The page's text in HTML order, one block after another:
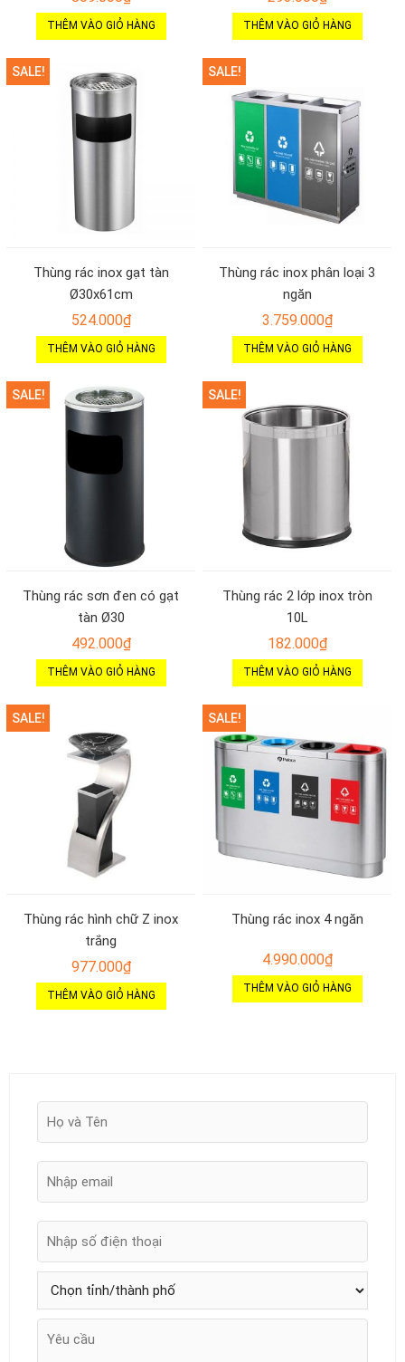
THÊM VÀO GIỎ HÀNG THÊM VÀO GIỎ HÀNG
SALE!
Thùng rác inox gạt tàn
Ø30x61cm
524.000₫
THÊM VÀO GIỎ HÀNG
SALE!
Thùng rác inox phân loại 3
ngăn
3.759.000₫
THÊM VÀO GIỎ HÀNG
SALE!
Thùng rác sơn đen có gạt
tàn Ø30
492.000₫
THÊM VÀO GIỎ HÀNG
SALE!
Thùng rác 2 lớp inox tròn
10L
182.000₫
THÊM VÀO GIỎ HÀNG
SALE!
Thùng rác hình chữ Z inox
trắng
977.000₫
THÊM VÀO GIỎ HÀNG
SALE!
Thùng rác inox 4 ngăn
4.990.000₫
THÊM VÀO GIỎ HÀNG